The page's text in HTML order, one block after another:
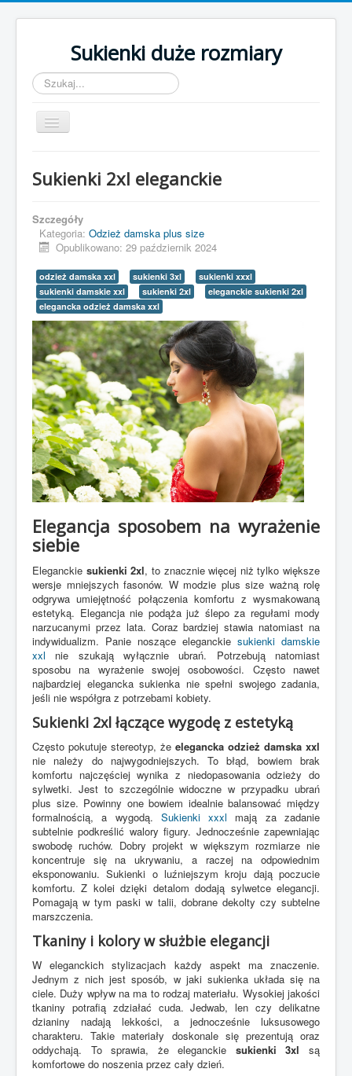
Sukienki duże rozmiary
Szukaj...
Toggle
Navigation
Sukienki z szyfonu
Odzież damska plus size
Koszule damskie duże rozmiary
Sukienki 2xl eleganckie
Szczegóły
Kategoria: Odzież damska plus size
Opublikowano: 29 październik 2024
odzież damska xxl sukienki 3xl
sukienki xxxl
sukienki damskie xxl
sukienki 2xl
eleganckie sukienki 2xl
elegancka odzież damska xxl
Elegancja sposobem na wyrażenie
siebie
Eleganckie sukienki 2xl, to znacznie więcej niż tylko większe
wersje mniejszych fasonów. W modzie plus size ważną rolę
odgrywa umiejętność połączenia komfortu z wysmakowaną
estetyką. Elegancja nie podąża już ślepo za regułami mody
narzucanymi przez lata. Coraz bardziej stawia natomiast na
indywidualizm. Panie noszące eleganckie sukienki damskie
xxl nie szukają wyłącznie ubrań. Potrzebują natomiast
sposobu na wyrażenie swojej osobowości. Często nawet
najbardziej elegancka sukienka nie spełni swojego zadania,
jeśli nie współgra z potrzebami kobiety.
Sukienki 2xl łączące wygodę z estetyką
Często pokutuje stereotyp, że elegancka odzież damska xxl
nie należy do najwygodniejszych. To błąd, bowiem brak
komfortu najczęściej wynika z niedopasowania odzieży do
sylwetki. Jest to szczególnie widoczne w przypadku ubrań
plus size. Powinny one bowiem idealnie balansować między
formalnością, a wygodą. Sukienki xxxl mają za zadanie
subtelnie podkreślić walory figury. Jednocześnie zapewniając
swobodę ruchów. Dobry projekt w większym rozmiarze nie
koncentruje się na ukrywaniu, a raczej na odpowiednim
eksponowaniu. Sukienki o luźniejszym kroju dają poczucie
komfortu. Z kolei dzięki detalom dodają sylwetce elegancji.
Pomagają w tym paski w talii, dobrane dekolty czy subtelne
marszczenia.
Tkaniny i kolory w służbie elegancji
W eleganckich stylizacjach każdy aspekt ma znaczenie.
Jednym z nich jest sposób, w jaki sukienka układa się na
ciele. Duży wpływ na ma to rodzaj materiału. Wysokiej jakości
tkaniny potrafią zdziałać cuda. Jedwab, len czy delikatne
dzianiny nadają lekkości, a jednocześnie luksusowego
charakteru. Takie materiały doskonale się prezentują oraz
oddychają. To sprawia, że eleganckie sukienki 3xl są
komfortowe do noszenia przez cały dzień.